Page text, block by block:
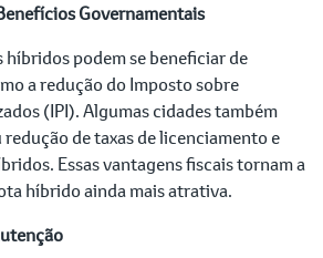
Governamentais
híbridos podem se beneficiar de
a redução do Imposto sobre
(IPI). Algumas cidades também
de taxas de licenciamento e
Essas vantagens fiscais tornam a
híbrido ainda mais atrativa.